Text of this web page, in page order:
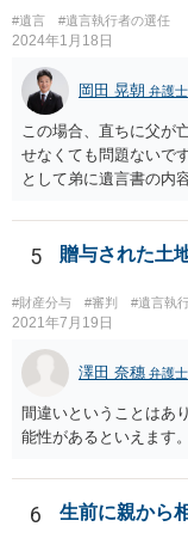
#遺言 #遺言執行者の選任
2024年1月18日
岡田 晃朝 弁護士
この場合、直ちに父が
せなくても問題ないで
として弟に遺言書の内
るかは喪主の自由です
いう法律関係にあり
で、対応しましょう。
対応となるでしょう。
5 贈与された土
#財産分与 #審判 #遺言執
2021年7月19日
澤田 奈穗 弁護士
間違いということはあ
能性があるといえます。
6 生前に親から